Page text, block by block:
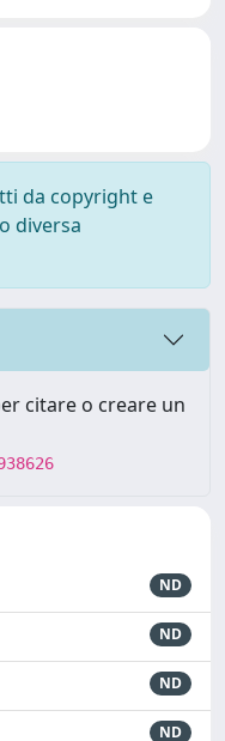
da copyright e
diversa
citare o creare un
ND
ND
ND
ND